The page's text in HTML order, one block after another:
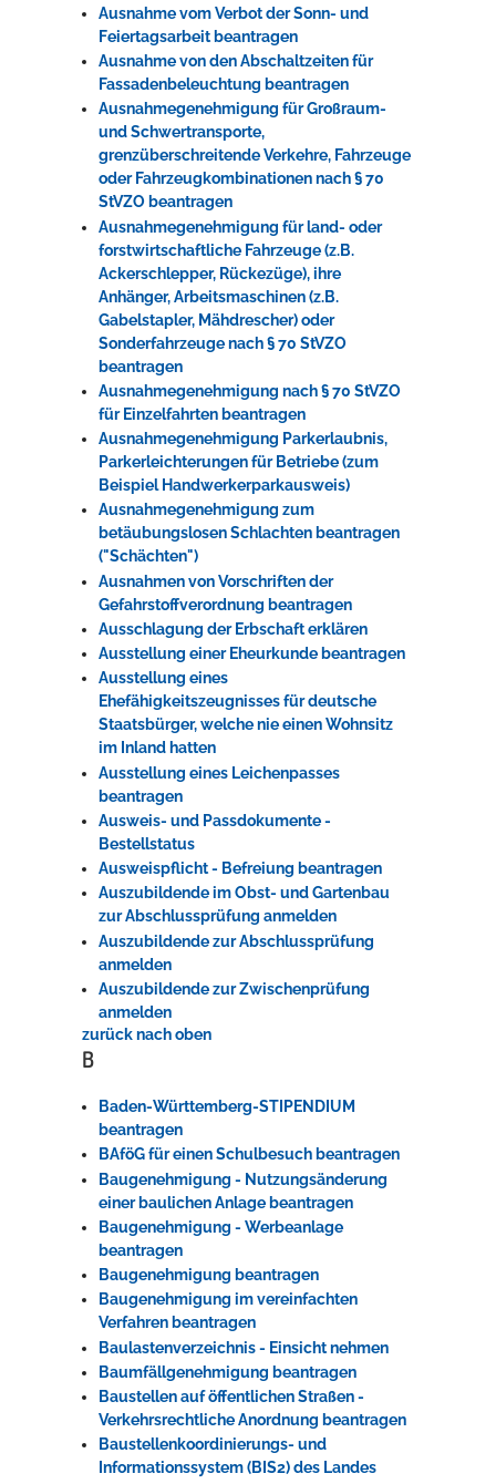
Ausnahme vom Verbot der Sonn- und
Feiertagsarbeit beantragen
Ausnahme von den Abschaltzeiten für
Fassadenbeleuchtung beantragen
Ausnahmegenehmigung für Großraum-
und Schwertransporte,
grenzüberschreitende Verkehre, Fahrzeuge
oder Fahrzeugkombinationen nach § 70
StVZO beantragen
Ausnahmegenehmigung für land- oder
forstwirtschaftliche Fahrzeuge (z.B.
Ackerschlepper, Rückezüge), ihre
Anhänger, Arbeitsmaschinen (z.B.
Gabelstapler, Mähdrescher) oder
Sonderfahrzeuge nach § 70 StVZO
beantragen
Ausnahmegenehmigung nach § 70 StVZO
für Einzelfahrten beantragen
Ausnahmegenehmigung Parkerlaubnis,
Parkerleichterungen für Betriebe (zum
Beispiel Handwerkerparkausweis)
Ausnahmegenehmigung zum
betäubungslosen Schlachten beantragen
("Schächten")
Ausnahmen von Vorschriften der
Gefahrstoffverordnung beantragen
Ausschlagung der Erbschaft erklären
Ausstellung einer Eheurkunde beantragen
Ausstellung eines
Ehefähigkeitszeugnisses für deutsche
Staatsbürger, welche nie einen Wohnsitz
im Inland hatten
Ausstellung eines Leichenpasses
beantragen
Ausweis- und Passdokumente -
Bestellstatus
Ausweispflicht - Befreiung beantragen
Auszubildende im Obst- und Gartenbau
zur Abschlussprüfung anmelden
Auszubildende zur Abschlussprüfung
anmelden
Auszubildende zur Zwischenprüfung
anmelden
zurück nach oben
B
Baden-Württemberg-STIPENDIUM
beantragen
BAföG für einen Schulbesuch beantragen
Baugenehmigung - Nutzungsänderung
einer baulichen Anlage beantragen
Baugenehmigung - Werbeanlage
beantragen
Baugenehmigung beantragen
Baugenehmigung im vereinfachten
Verfahren beantragen
Baulastenverzeichnis - Einsicht nehmen
Baumfällgenehmigung beantragen
Baustellen auf öffentlichen Straßen -
Verkehrsrechtliche Anordnung beantragen
Baustellenkoordinierungs- und
Informationssystem (BIS2) des Landes